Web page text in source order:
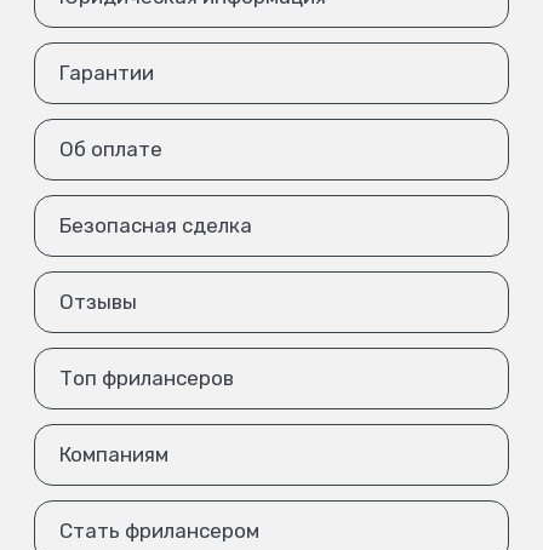
Гарантии
Об оплате
Безопасная сделка
Отзывы
Топ фрилансеров
Компаниям
Стать фрилансером